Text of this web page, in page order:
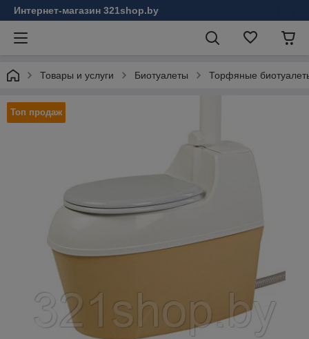
Интернет-магазин 321shop.by
Товары и услуги Биотуалеты Торфяные
Топ продаж